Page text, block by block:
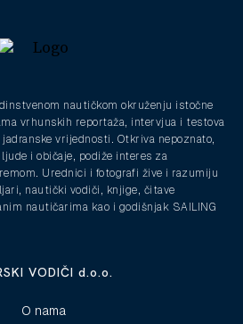
nautičkom okruženju istočne
vrhunskih reportaža, intervjua i testova
vrijednosti. Otkriva nepoznato,
i običaje, podiže interes za
Urednici i fotografi žive i razumiju
nautički vodiči, knjige, čitave
nautičarima kao i godišnjak SAILING
VODIČI d.o.o.
O nama